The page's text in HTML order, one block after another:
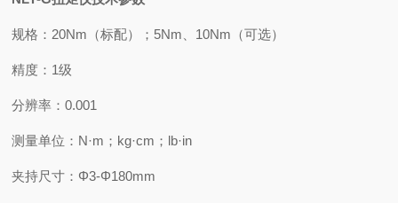
规格：20Nm（标配）；5Nm、10Nm（可选）
精度：1级
分辨率：0.001
测量单位：N·m；kg·cm；lb·in
夹持尺寸：Φ3-Φ180mm